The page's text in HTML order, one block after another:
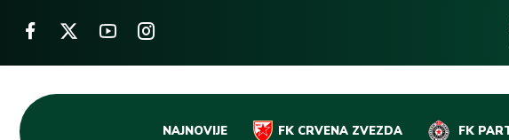
Skip
NAJNOVIJE FK CRVENA ZVEZDA FK